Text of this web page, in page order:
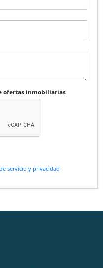
ofertas inmobiliarias
servicio y privacidad